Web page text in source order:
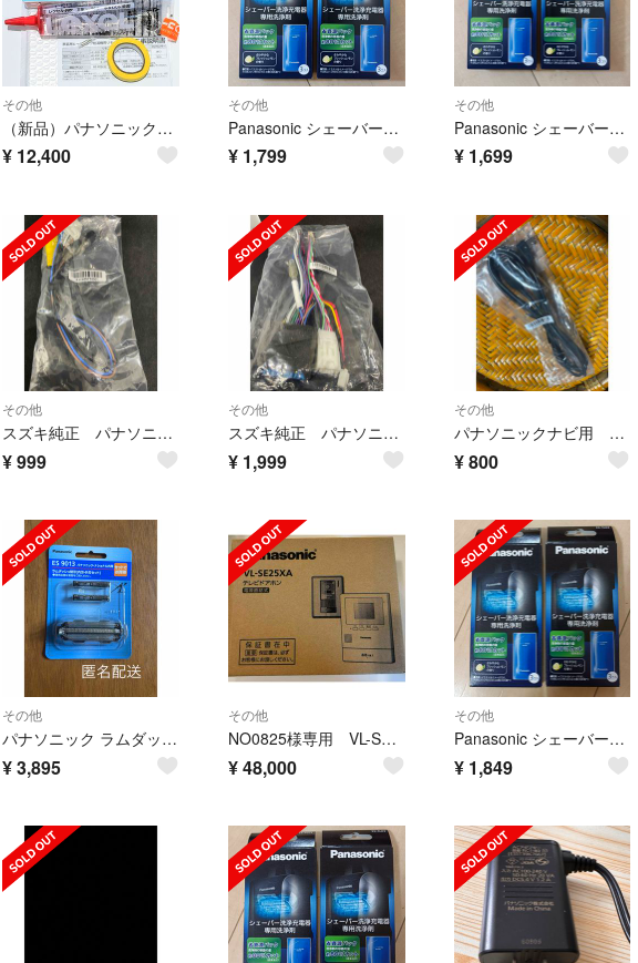
その他
（新品）パナソニック浴室リモコン HE-TQFJSと防水シーラント等☆2万円相当
¥ 12,400
その他
Panasonic シェーバー洗浄液 ES-4L03 2箱6袋
¥ 1,799
その他
Panasonic シェーバー洗浄液 ES-4L03 2箱6袋
¥ 1,699
その他
スズキ純正 パナソニック製ナビ用 カメラケーブル K1V405Y10001
¥999
その他
スズキ純正 パナソニックナビ用電源ハーネス K1V324Y20002
¥ 1,999
その他
パナソニックナビ用 USB接続ケーブル K1HY04YY0105
¥800
その他
パナソニック ラムダッシュ シェーバー 替刃 新品メンズ 髭剃り ES9013
¥3,895
その他
NO0825様専用 VL-SE25XA 6台
¥48,000
その他
Panasonic シェーバー洗浄液 ES-4L03 2箱6袋
¥ 1,849